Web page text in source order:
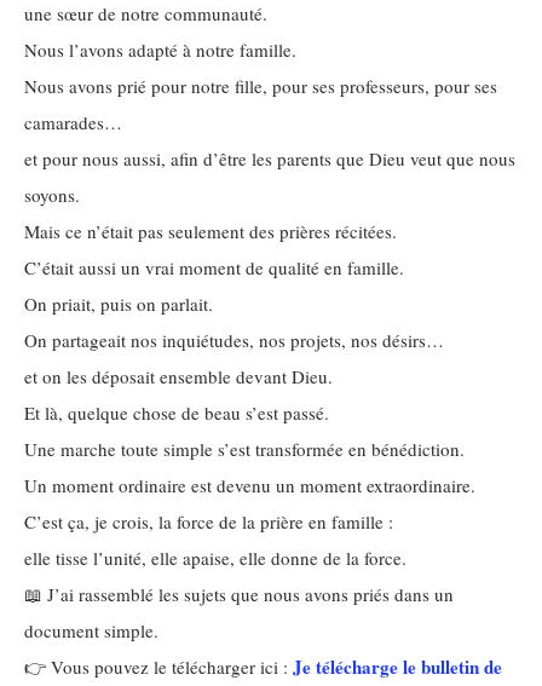
une sœur de notre communauté.
Nous l’avons adapté à notre famille.
Nous avons prié pour notre fille, pour ses professeurs, pour ses
camarades…
et pour nous aussi, afin d’être les parents que Dieu veut que nous
soyons.
Mais ce n’était pas seulement des prières récitées.
C’était aussi un vrai moment de qualité en famille.
On priait, puis on parlait.
On partageait nos inquiétudes, nos projets, nos désirs…
et on les déposait ensemble devant Dieu.
Et là, quelque chose de beau s’est passé.
Une marche toute simple s’est transformée en bénédiction.
Un moment ordinaire est devenu un moment extraordinaire.
C’est ça, je crois, la force de la prière en famille :
elle tisse l’unité, elle apaise, elle donne de la force.
📖 J’ai rassemblé les sujets que nous avons priés dans un
document simple.
👉 Vous pouvez le télécharger ici : Je télécharge le bulletin de